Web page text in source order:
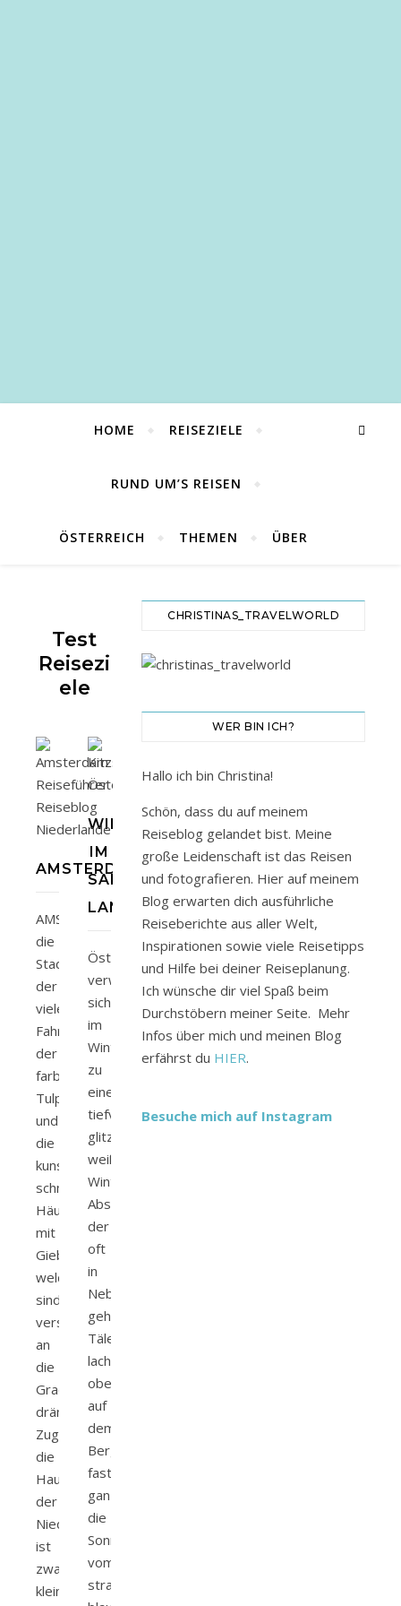
HOME REISEZIELE
RUND UM’S REISEN
ÖSTERREICH THEMEN ÜBER
Test
Reisezi
Ele
AMSTERDAM
AMSTERDAM
die
Stadt
der
vielen
Fahrräder,
der
farbenfrohen
Tulpen
und
die
kunstvollen
schmalen
Häuser
mit
Giebelfassaden,
welche
sind
verspielt
an
die
Grachten
drängen.
Zugegeben
die
Hauptstadt
der
Niederlande
ist
zwar
klein
WINTERWANDERUNGEN
IM
SALZBURGER
LAND
Österreich
verwandelt
sich
im
Winter
zu
einer
tiefverschneiten
glitzernd-
weißen
Winterlandschaft.
Abseits
der
oft
in
Nebel
gehüllten
Täler
lacht
oben
auf
dem
Berg
fast
ganztägig
die
Sonne
vom
strahlend
CHRISTINAS_TRAVELWORLD
WER BIN ICH?
Hallo ich bin Christina!
Schön, dass du auf meinem
Reiseblog gelandet bist. Meine
große Leidenschaft ist das Reisen
und fotografieren. Hier auf meinem
Blog erwarten dich ausführliche
Reiseberichte aus aller Welt,
Inspirationen sowie viele Reisetipps
und Hilfe bei deiner Reiseplanung.
Ich wünsche dir viel Spaß beim
Durchstöbern meiner Seite. Mehr
Infos über mich und meinen Blog
erfährst du HIER.
Besuche mich auf Instagram